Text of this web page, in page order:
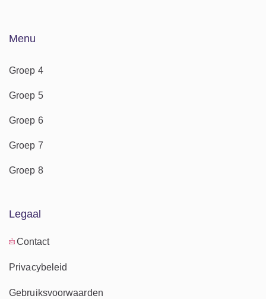
Menu
Groep 4
Groep 5
Groep 6
Groep 7
Groep 8
Legaal
Contact
Privacybeleid
Gebruiksvoorwaarden